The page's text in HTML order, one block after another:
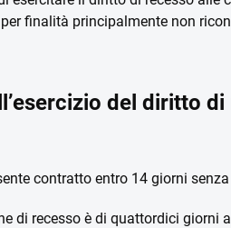
finalità principalmente non
del diritto di
contratto entro 14 giorni
di recesso è di quattordici